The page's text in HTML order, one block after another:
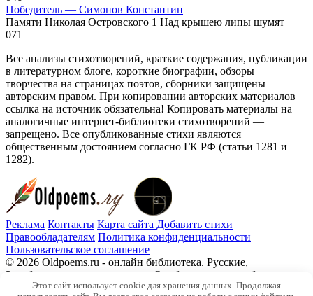
Победитель — Симонов Константин
Памяти Николая Островского 1 Над крышею липы шумят
071
Все анализы стихотворений, краткие содержания, публикации
в литературном блоге, короткие биографии, обзоры
творчества на страницах поэтов, сборники защищены
авторским правом. При копировании авторских материалов
ссылка на источник обязательна! Копировать материалы на
аналогичные интернет-библиотеки стихотворений —
запрещено. Все опубликованные стихи являются
общественным достоянием согласно ГК РФ (статьи 1281 и
1282).
Реклама Контакты Карта сайта Добавить стихи
Правообладателям Политика конфиденциальности
Пользовательское соглашение
© 2026 Oldpoems.ru - онлайн библиотека. Русские,
Зарубежные авторы классики. Опубликованы и публикуем
текста современных авторов. Каждый может опубликовать у
Этот сайт использует cookie для хранения данных. Продолжая